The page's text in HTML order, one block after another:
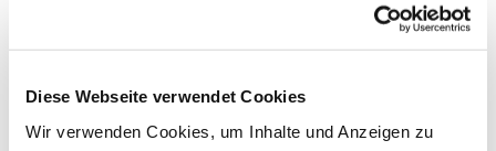
Diese Webseite verwendet Cookies
Wir verwenden Cookies, um Inhalte und Anzeigen zu
Ihre Anliegen, Fragen und Hinweise richten
sie schriftlich bitte an
Ev.-Luth. Kirchgemeinde Thalheim
Chemnitzer Str. 2